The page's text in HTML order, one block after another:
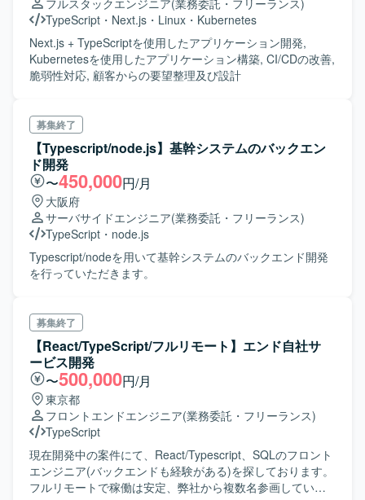
フルスタックエンジニア(業務委託・フリーランス)
TypeScript ・ Next.js ・ Linux ・ Kubernetes
Next.js + TypeScriptを使用したアプリケーション開発,
Kubernetesを使用したアプリケーション構築, CI/CDの改善,
脆弱性対応, 顧客からの要望整理及び設計
募集終了
【Typescript/node.js】基幹システムのバックエン
ド開発
〜450,000円/月
大阪府
サーバサイドエンジニア(業務委託・フリーランス)
TypeScript ・ node.js
Typescript/nodeを用いて基幹システムのバックエンド開発
を行っていただきます。
募集終了
【React/TypeScript/フルリモート】エンド自社サ
ービス開発
〜500,000円/月
東京都
フロントエンドエンジニア(業務委託・フリーランス)
TypeScript
現在開発中の案件にて、React/Typescript、SQLのフロント
エンジニア(バックエンドも経験がある)を探しております。
フルリモートで稼働は安定、弊社から複数名参画している